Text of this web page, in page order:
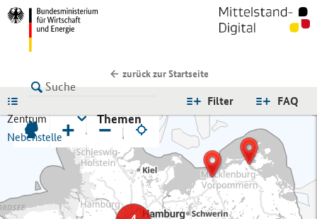
zurück zur Startseite
FAQ
Filter
Zentrum
Nebenstelle
Themen
+ −